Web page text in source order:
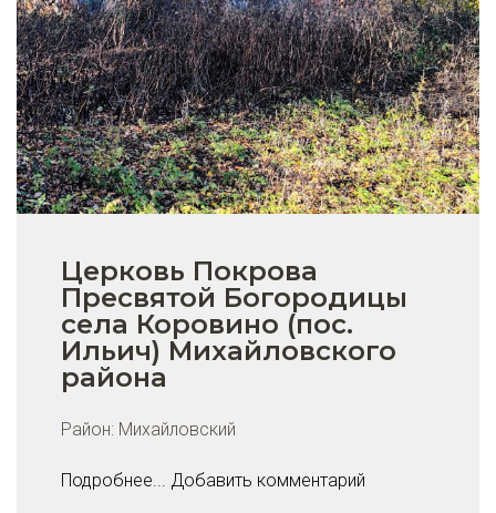
Церковь Покрова
Пресвятой Богородицы
села Коровино (пос.
Ильич) Михайловского
района
Район: Михайловский
Подробнее... Добавить комментарий